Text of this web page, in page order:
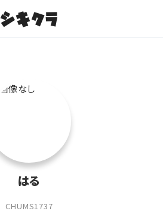
シキクラ
はる
CHUMS1737